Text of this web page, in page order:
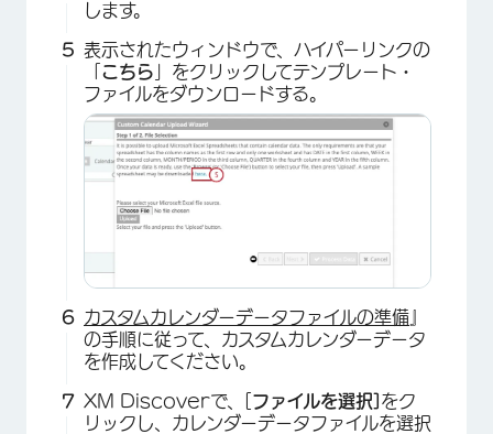
します。
表示されたウィンドウで、ハイパーリンクの
こちら 」をクリックしてテンプレート・
ファイルをダウンロードする。
カスタムカレンダーデータファイルの準備
の手順に従って、カスタムカレンダーデータ
を作成してください。
XM Discoverで、[ ファイルを選択] をク
リックし、カレンダーデータファイルを選択